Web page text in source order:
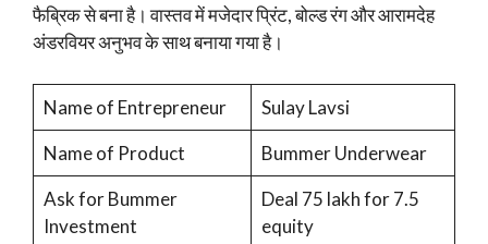
फैब्रिक से बना है। वास्तव में मजेदार प्रिंट, बोल्ड रंग और आरामदेह
अंडरवियर अनुभव के साथ बनाया गया है।
Name of Entrepreneur
Sulay Lavsi
Name of Product
Bummer Underwear
Ask for Bummer
Investment
Deal 75 lakh for 7.5
equity